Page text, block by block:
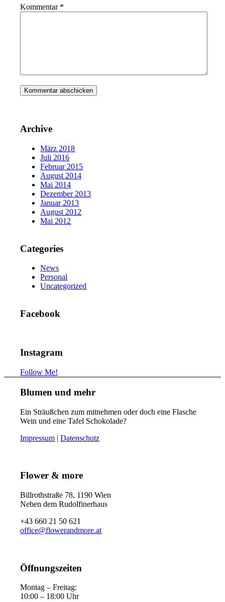
Kommentar *
Archive
März 2018
Juli 2016
Februar 2015
August 2014
Mai 2014
Dezember 2013
Januar 2013
August 2012
Mai 2012
Categories
News
Personal
Uncategorized
Facebook
Instagram
Follow Me!
Blumen und mehr
Ein Sträußchen zum mitnehmen oder doch eine Flasche
Wein und eine Tafel Schokolade?
Impressum |Datenschutz
Flower & more
Billrothstraße 78, 1190 Wien
Neben dem Rudolfinerhaus
+43 660 21 50 621
office@flowerandmore.at
Öffnungszeiten
Montag – Freitag:
10:00 – 18:00 Uhr